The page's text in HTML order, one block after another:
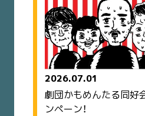
2026.07.01
劇団かもめんたる同
ンペーン！